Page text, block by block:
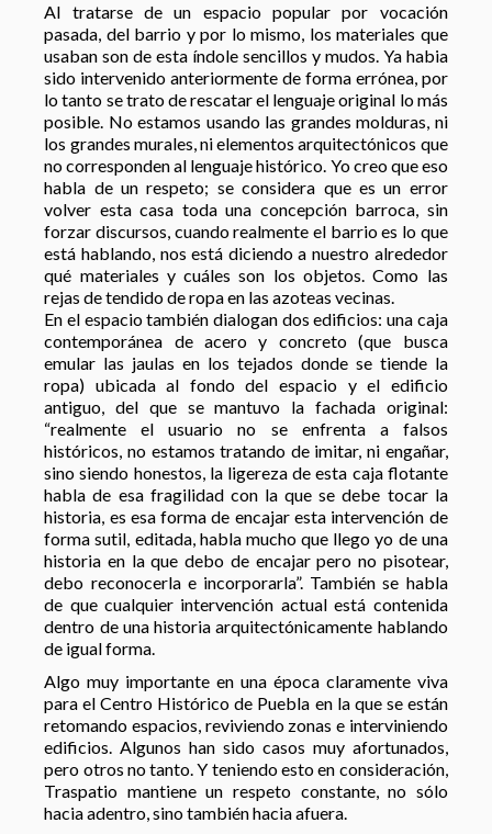
Al tratarse de un espacio popular por vocación
pasada, del barrio y por lo mismo, los materiales que
usaban son de esta índole sencillos y mudos. Ya habia
sido intervenido anteriormente de forma errónea, por
lo tanto se trato de rescatar el lenguaje original lo más
posible. No estamos usando las grandes molduras, ni
los grandes murales, ni elementos arquitectónicos que
no corresponden al lenguaje histórico. Yo creo que eso
habla de un respeto; se considera que es un error
volver esta casa toda una concepción barroca, sin
forzar discursos, cuando realmente el barrio es lo que
está hablando, nos está diciendo a nuestro alrededor
qué materiales y cuáles son los objetos. Como las
rejas de tendido de ropa en las azoteas vecinas.
En el espacio también dialogan dos edificios: una caja
contemporánea de acero y concreto (que busca
emular las jaulas en los tejados donde se tiende la
ropa) ubicada al fondo del espacio y el edificio
antiguo, del que se mantuvo la fachada original:
“realmente el usuario no se enfrenta a falsos
históricos, no estamos tratando de imitar, ni engañar,
sino siendo honestos, la ligereza de esta caja flotante
habla de esa fragilidad con la que se debe tocar la
historia, es esa forma de encajar esta intervención de
forma sutil, editada, habla mucho que llego yo de una
historia en la que debo de encajar pero no pisotear,
debo reconocerla e incorporarla”. También se habla
de que cualquier intervención actual está contenida
dentro de una historia arquitectónicamente hablando
de igual forma.
Algo muy importante en una época claramente viva
para el Centro Histórico de Puebla en la que se están
retomando espacios, reviviendo zonas e interviniendo
edificios. Algunos han sido casos muy afortunados,
pero otros no tanto. Y teniendo esto en consideración,
Traspatio mantiene un respeto constante, no sólo
hacia adentro, sino también hacia afuera.